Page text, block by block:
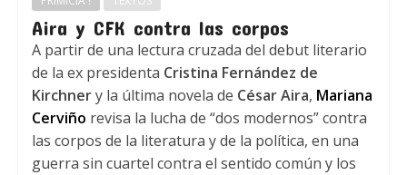
Aira y CFK contra las corpos
A partir de una lectura cruzada del debut literario
de la ex presidenta Cristina Fernández de
Kirchnery la última novela de César Aira, Mariana
Cerviño revisa la lucha de “dos modernos” contra
las corpos de la literatura y de la política, en una
guerra sin cuartel contra el sentido común y los